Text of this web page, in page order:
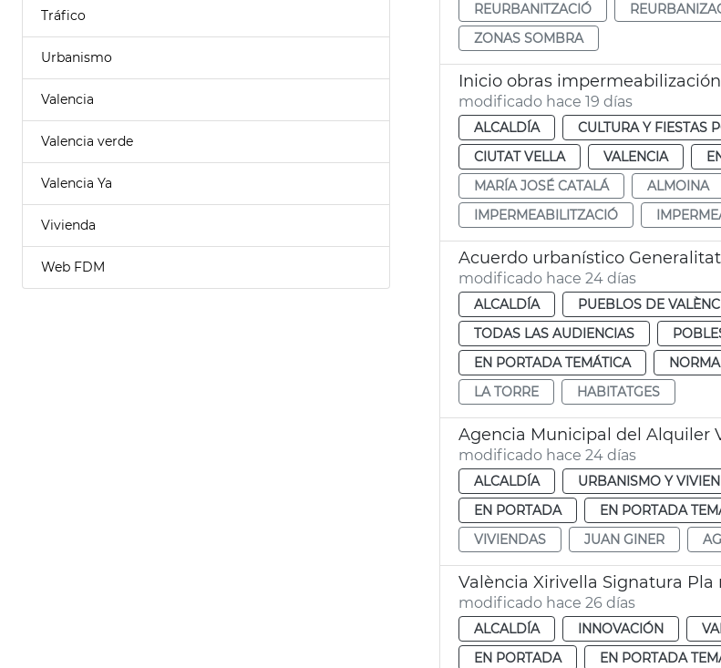
Tráfico
Urbanismo
Valencia
Valencia verde
Valencia Ya
Vivienda
Web FDM
REURBANITZACIÓ
ZONAS SOMBRA
Inicio obras
modificado hace 19 días
ALCALDÍA CULTURA Y FIESTAS
CIUTAT VELLA
VALENCIA
MARÍA JOSÉ CATALÁ
ALMOINA
IMPERMEABILITZACIÓ
Acuerdo urbanístico
modificado hace 24 días
ALCALDÍA PUEBLOS DE
TODAS LAS AUDIENCIAS
EN PORTADA TEMÁTICA
LA TORRE
HABITATGES
Agencia Municipal del Alquiler
modificado hace 24 días
ALCALDÍA URBANISMO Y
EN PORTADA
EN PORTADA
VIVIENDAS
JUAN GINER
València Xirivella Signatura Pla
modificado hace 26 días
ALCALDÍA INNOVACIÓN
EN PORTADA
EN PORTADA